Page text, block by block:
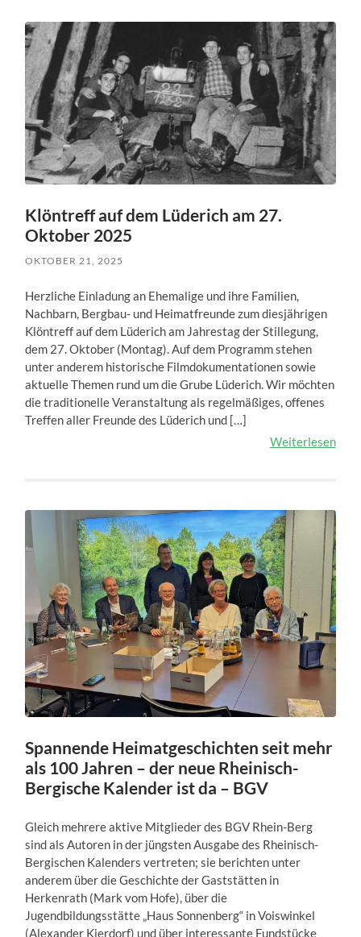
Klöntreff auf dem Lüderich am 27.
Oktober 2025
OKTOBER 21, 2025
Herzliche Einladung an Ehemalige und ihre Familien,
Nachbarn, Bergbau- und Heimatfreunde zum diesjährigen
Klöntreff auf dem Lüderich am Jahrestag der Stillegung,
dem 27. Oktober (Montag). Auf dem Programm stehen
unter anderem historische Filmdokumentationen sowie
aktuelle Themen rund um die Grube Lüderich. Wir möchten
die traditionelle Veranstaltung als regelmäßiges, offenes
Treffen aller Freunde des Lüderich und […]
Weiterlesen
Spannende Heimatgeschichten seit mehr
als 100 Jahren – der neue Rheinisch-
Bergische Kalender ist da – BGV
Gleich mehrere aktive Mitglieder des BGV Rhein-Berg
sind als Autoren in der jüngsten Ausgabe des Rheinisch-
Bergischen Kalenders vertreten; sie berichten unter
anderem über die Geschichte der Gaststätten in
Herkenrath (Mark vom Hofe), über die
Jugendbildungsstätte „Haus Sonnenberg“ in Voiswinkel
(Alexander Kierdorf) und über interessante Fundstücke